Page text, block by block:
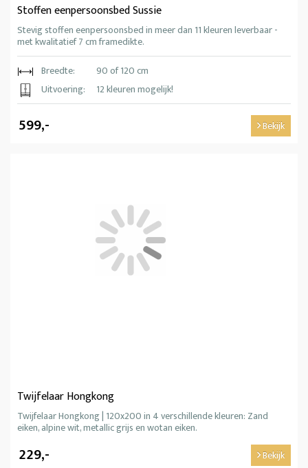
Stoffen eenpersoonsbed Sussie
Stevig stoffen eenpersoonsbed in meer dan 11 kleuren leverbaar -
met kwalitatief 7 cm framedikte.
Breedte:
90 of 120 cm
Uitvoering:
12 kleuren mogelijk!
599,- Bekijk
Twijfelaar Hongkong
Twijfelaar Hongkong | 120x200 in 4 verschillende kleuren: Zand
eiken, alpine wit, metallic grijs en wotan eiken.
229,- Bekijk